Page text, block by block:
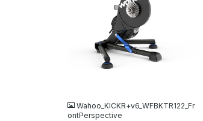
Wahoo_KICKR+v6_WFBKTR122_Fr
ontPerspective